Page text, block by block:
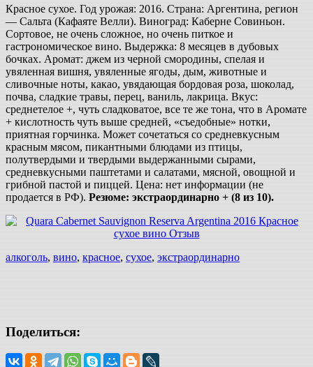
Красное сухое. Год урожая: 2016. Страна: Аргентина, регион
— Сальта (Кафаяте Велли). Виноград: Каберне Совиньон.
Сортовое, не очень сложное, но очень питкое и
гастрономическое вино. Выдержка: 8 месяцев в дубовых
бочках. Аромат: джем из черной смородины, спелая и
увяленная вишня, увяленные ягоды, дым, животные и
сливочные ноты, какао, увядающая бордовая роза, шоколад,
почва, сладкие травы, перец, ваниль, лакрица. Вкус:
среднетелое +, чуть сладковатое, все те же тона, что в Аромате
+ кислотность чуть выше средней, «съедобные» нотки,
приятная горчинка. Может сочетаться со средневкусным
красным мясом, пикантными блюдами из птицы,
полутвердыми и твердыми выдержанными сырами,
средневкусными паштетами и салатами, мясной, овощной и
грибной пастой и пиццей. Цена: нет информации (не
продается в РФ). Резюме: экстраординарно + (8 из 10).
алкоголь, вино, красное, сухое, экстраординарно
Поделиться: